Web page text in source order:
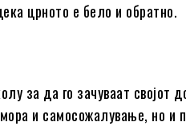
црното е бело и обратно.
за да го зачуваат својот
и самосожалување, но и